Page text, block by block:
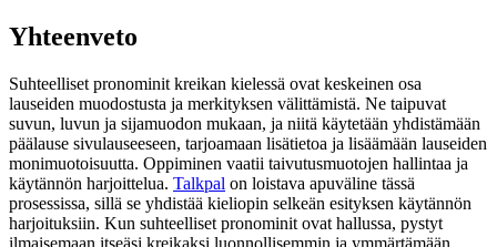
Yhteenveto
Suhteelliset pronominit kreikan kielessä ovat keskeinen osa
lauseiden muodostusta ja merkityksen välittämistä. Ne taipuvat
suvun, luvun ja sijamuodon mukaan, ja niitä käytetään yhdistämään
päälause sivulauseeseen, tarjoamaan lisätietoa ja lisäämään lauseiden
monimuotoisuutta. Oppiminen vaatii taivutusmuotojen hallintaa ja
käytännön harjoittelua. Talkpal on loistava apuväline tässä
prosessissa, sillä se yhdistää kieliopin selkeän esityksen käytännön
harjoituksiin. Kun suhteelliset pronominit ovat hallussa, pystyt
ilmaisemaan itseäsi kreikaksi luonnollisemmin ja ymmärtämään